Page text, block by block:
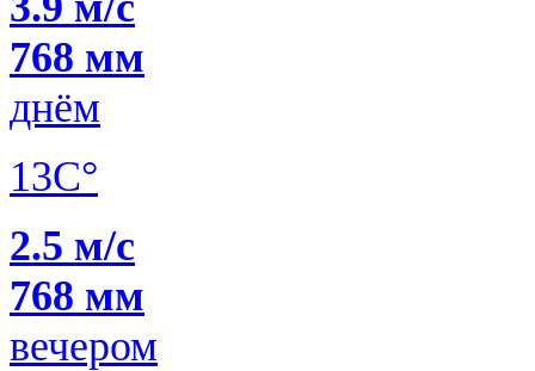
768 мм
днём
13C°
2.5 м/с
768 мм
вечером